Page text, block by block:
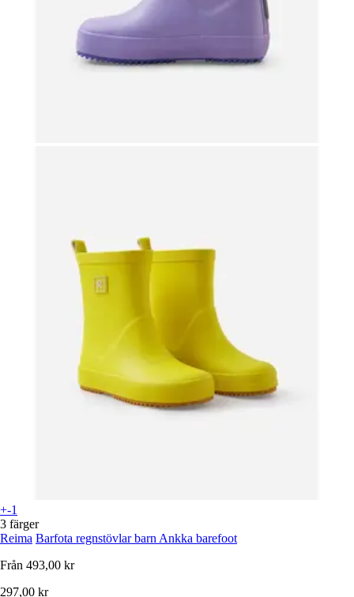
+-1
3 färger
Reima Barfota regnstövlar barn Ankka barefoot
Från 493,00 kr
297,00 kr